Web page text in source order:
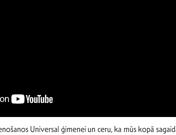
Universal ģimenei un ceru, ka mūs kopā